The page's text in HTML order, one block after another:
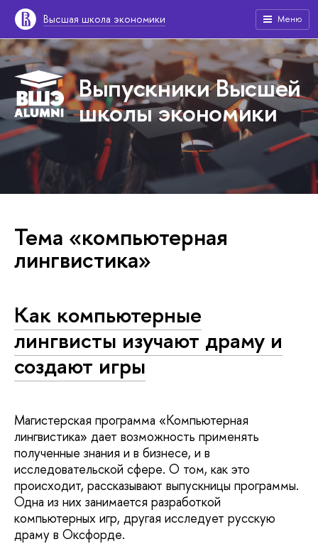
Высшая школа экономики Меню
Выпускники Высшей
школы экономики
Тема «компьютерная
лингвистика»
Как компьютерные
лингвисты изучают драму и
создают игры
Магистерская программа «Компьютерная
лингвистика» дает возможность применять
полученные знания и в бизнесе, и в
исследовательской сфере. О том, как это
происходит, рассказывают выпускницы программы.
Одна из них занимается разработкой
компьютерных игр, другая исследует русскую
драму в Оксфорде.